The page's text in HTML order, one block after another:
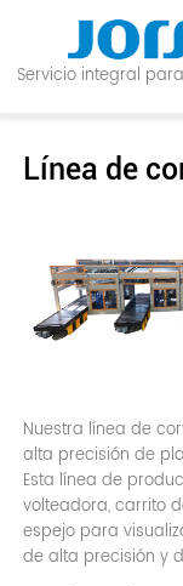
Servicio integral
Línea de
Nuestra línea de
alta precisión de
Esta línea de
volteadora, carrito
espejo para
de alta precisión y